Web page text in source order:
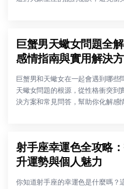
巨蟹男天蠍女問題全
感情指南與實用解決
巨蟹男和天蠍女在一起會遇到哪些
天蠍女問題的根源，從性格衝突到
決方案和常見問答，幫助你化解感
射手座幸運色全攻略
升運勢與個人魅力
你知道射手座的幸運色是什麼嗎？